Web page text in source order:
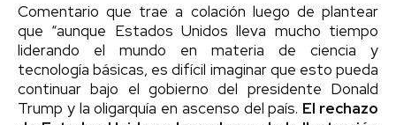
Comentario que trae a colación luego de plantear
que “aunque Estados Unidos lleva mucho tiempo
liderando el mundo en materia de ciencia y
tecnología básicas, es difícil imaginar que esto pueda
continuar bajo el gobierno del presidente Donald
Trump y la oligarquía en ascenso del país. El rechazo